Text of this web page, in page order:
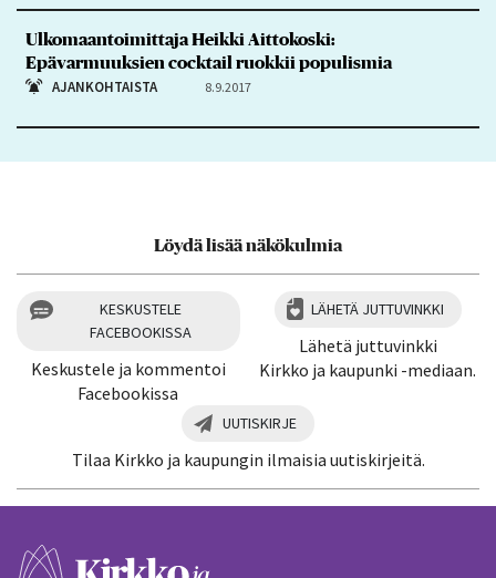
Ulkomaantoimittaja Heikki Aittokoski:
Epävarmuuksien cocktail ruokkii populismia
AJANKOHTAISTA 8.9.2017
Löydä lisää näkökulmia
KESKUSTELE
FACEBOOKISSA
Keskustele ja kommentoi
Facebookissa
LÄHETÄ JUTTUVINKKI
Lähetä juttuvinkki
Kirkko ja kaupunki -mediaan.
UUTISKIRJE
Tilaa Kirkko ja kaupungin ilmaisia uutiskirjeitä.